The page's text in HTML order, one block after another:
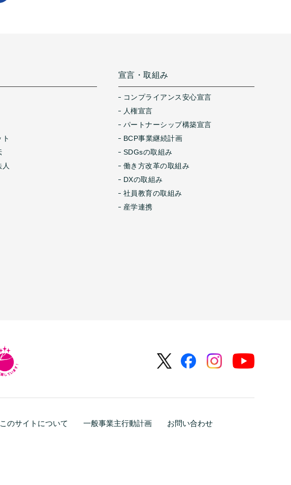
宣言・取組み
コンプライアンス安心宣言
人権宣言
パートナーシップ構築宣言
BCP事業継続計画
SDGsの取組み
働き方改革の取組み
DXの取組み
社員教育の取組み
産学連携
このサイトについて 一般事業主行動計画 お問い合わせ